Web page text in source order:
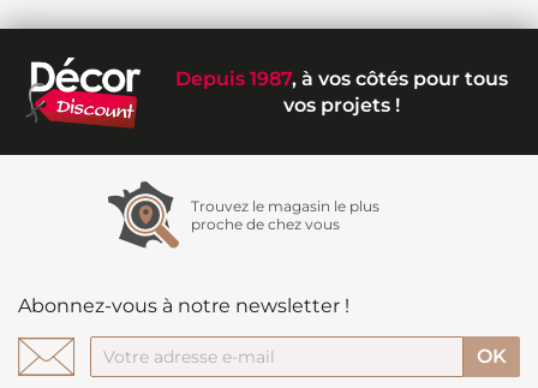
Depuis 1987, à vos côtés pour tous
vos projets !
Trouvez le magasin le plus
proche de chez vous
Abonnez-vous à notre newsletter !